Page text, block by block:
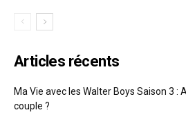
Articles récents
Ma Vie avec les Walter Boys Saison 3 :
couple ?